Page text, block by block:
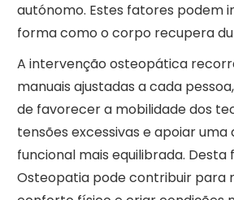
autónomo. Estes fatores podem
forma como o corpo recupera
A intervenção osteopática
manuais ajustadas a cada
de favorecer a mobilidade dos
tensões excessivas e apoiar
funcional mais equilibrada. Desta
Osteopatia pode contribuir para